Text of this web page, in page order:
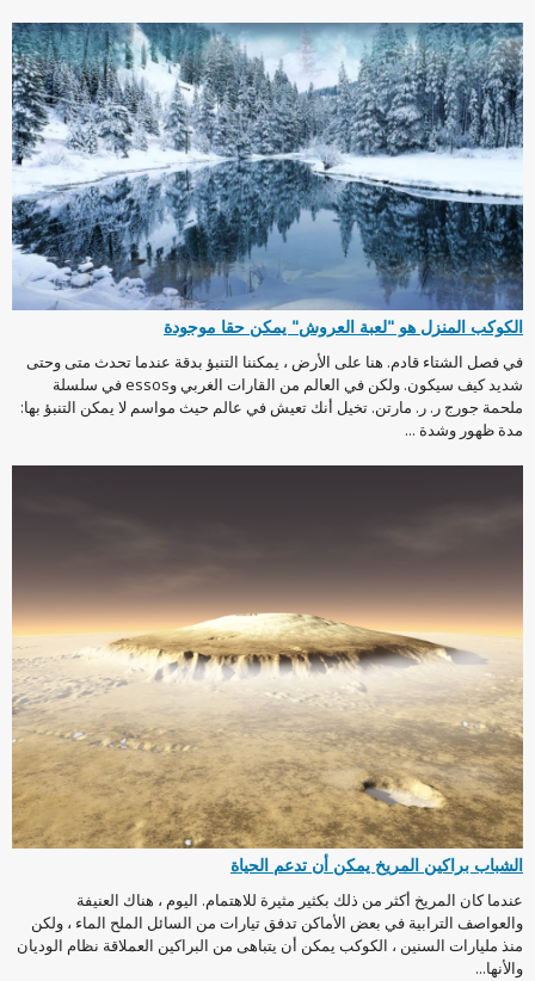
الكوكب المنزل هو "لعبة العروش" يمكن حقا موجودة
في فصل الشتاء قادم. هنا على الأرض ، يمكننا التنبؤ بدقة عندما تحدث متى وحتى
شديد كيف سيكون. ولكن في العالم من القارات الغربي وessos في سلسلة
ملحمة جورج ر. ر. مارتن. تخيل أنك تعيش في عالم حيث مواسم لا يمكن التنبؤ بها:
مدة ظهور وشدة ...
الشباب براكين المريخ يمكن أن تدعم الحياة
عندما كان المريخ أكثر من ذلك بكثير مثيرة للاهتمام. اليوم ، هناك العنيفة
والعواصف الترابية في بعض الأماكن تدفق تيارات من السائل الملح الماء ، ولكن
منذ مليارات السنين ، الكوكب يمكن أن يتباهى من البراكين العملاقة نظام الوديان
والأنها...